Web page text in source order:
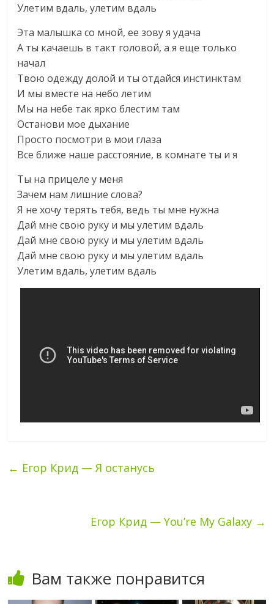
Улетим вдаль, улетим вдаль
Эта малышка со мной, ее зову я удача
А ты качаешь в такт головой, а я еще только
начал
Твою одежду долой и ты отдайся инстинктам
И мы вместе на небо летим
Мы на небе так ярко блестим там
Останови мое дыхание
Просто посмотри в мои глаза
Все ближе наше расстояние, в комнате ты и я
Ты на прицеле у меня
Зачем нам лишние слова?
Я не хочу терять тебя, ведь ты мне нужна
Дай мне свою руку и мы улетим вдаль
Дай мне свою руку и мы улетим вдаль
Дай мне свою руку и мы улетим вдаль
Улетим вдаль, улетим вдаль
← Егор Крид — Я останусь
Егор Крид — You’re My Galaxy →
Вам также понравится